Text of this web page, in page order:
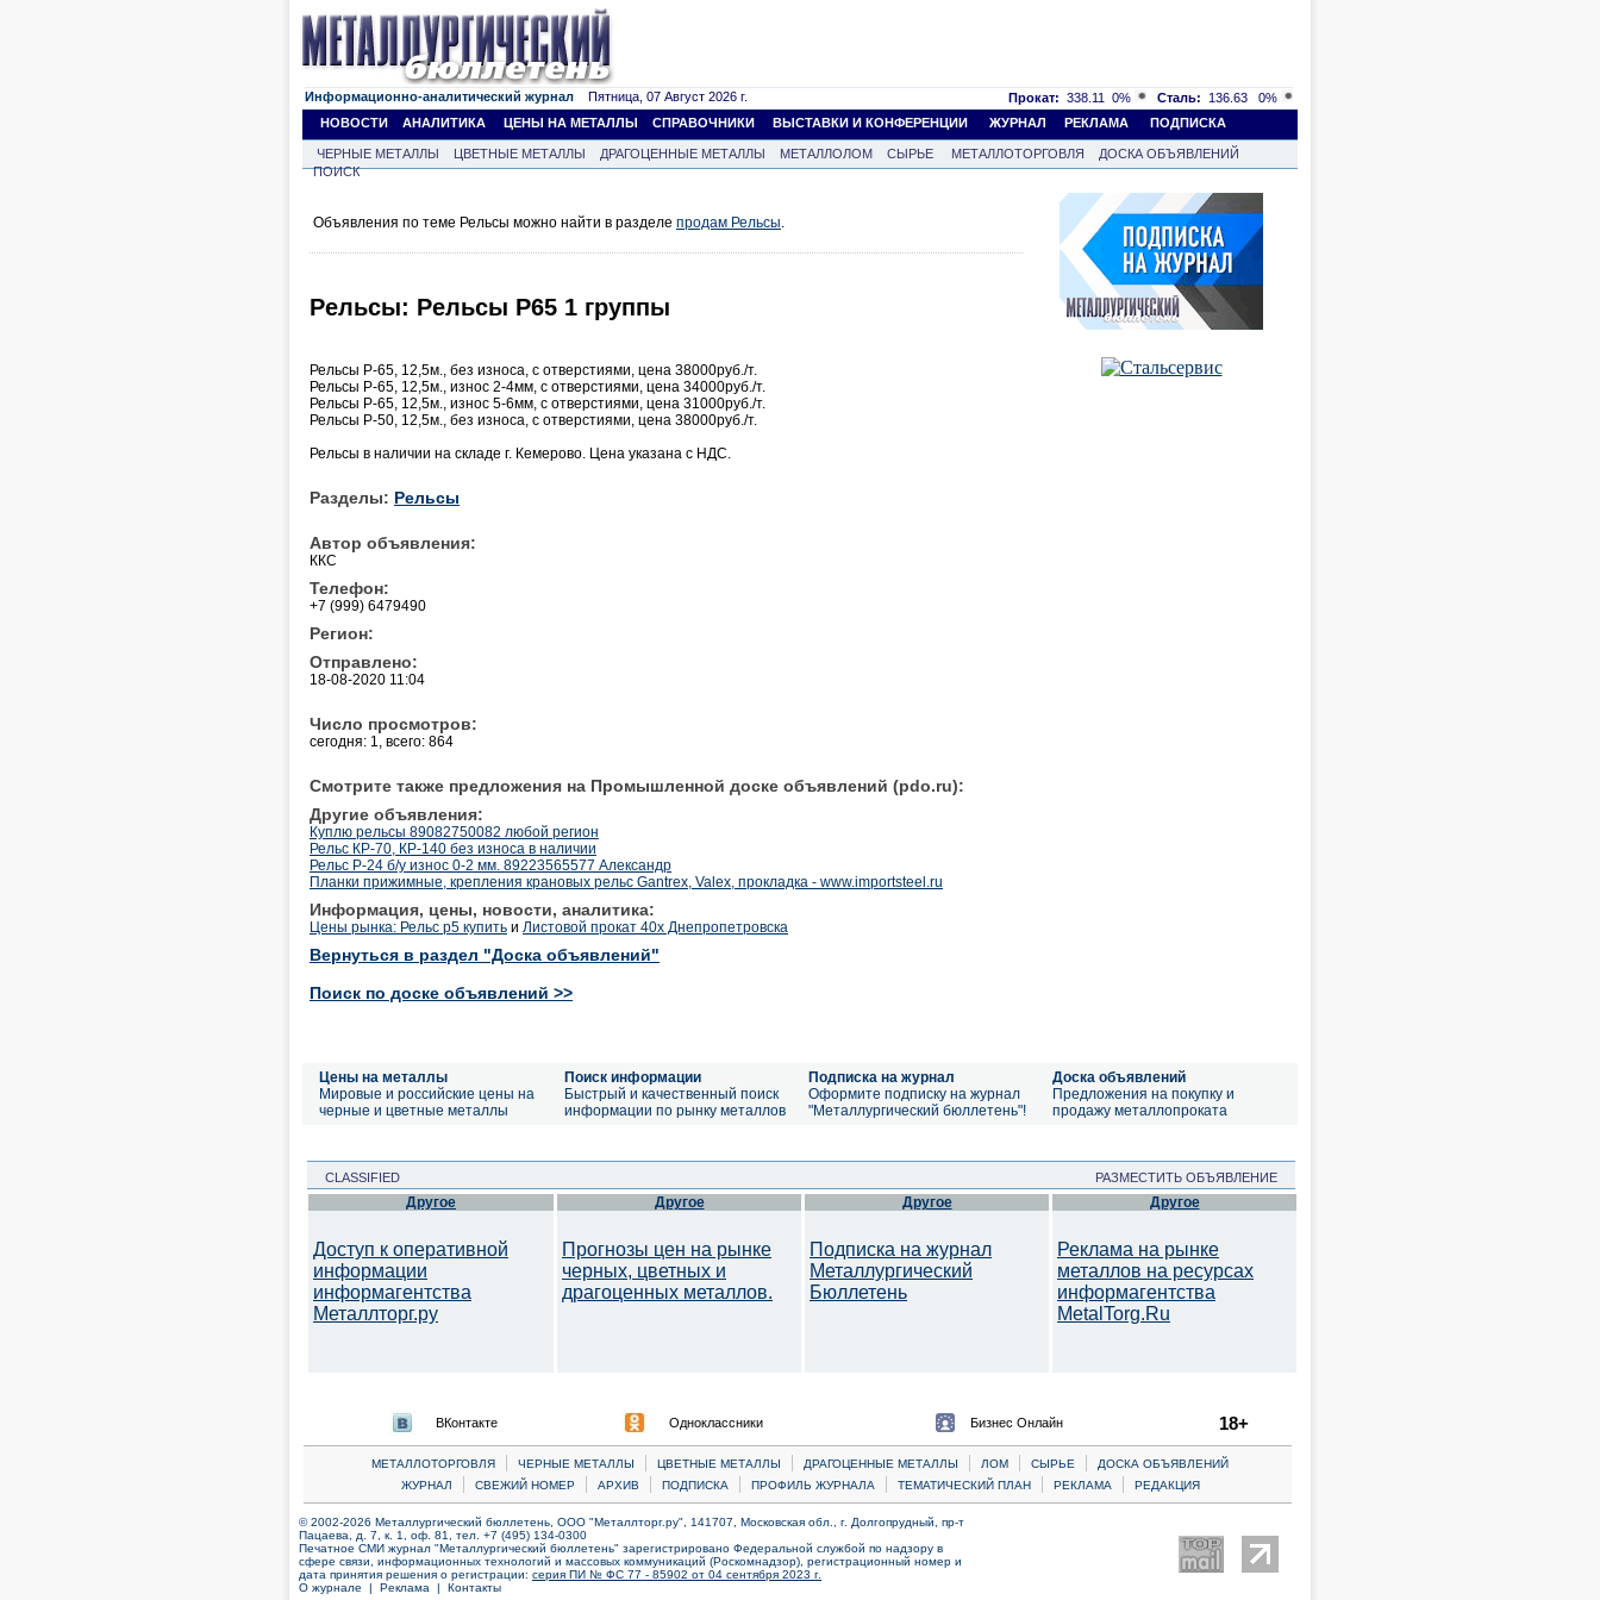
Информационно-аналитический журнал Пятница, 07 Август 2026 г. Прокат: 338.11 0% Сталь: 136.63
0%
НОВОСТИ
АНАЛИТИКА ЦЕНЫ НА МЕТАЛЛЫ СПРАВОЧНИКИ ВЫСТАВКИ И КОНФЕРЕНЦИИ ЖУРНАЛ РЕКЛАМА ПОДПИСКА
ЧЕРНЫЕ МЕТАЛЛЫ ЦВЕТНЫЕ МЕТАЛЛЫ ДРАГОЦЕННЫЕ МЕТАЛЛЫ МЕТАЛЛОЛОМ СЫРЬЕ МЕТАЛЛОТОРГОВЛЯ
ДОСКА ОБЪЯВЛЕНИЙ
ПОИСК
Объявления по теме Рельсы можно найти в разделе продам Рельсы.
Рельсы: Рельсы Р65 1 группы
Рельсы Р-65, 12,5м., без износа, с отверстиями, цена 38000руб./т.
Рельсы Р-65, 12,5м., износ 2-4мм, с отверстиями, цена 34000руб./т.
Рельсы Р-65, 12,5м., износ 5-6мм, с отверстиями, цена 31000руб./т.
Рельсы Р-50, 12,5м., без износа, с отверстиями, цена 38000руб./т.
Рельсы в наличии на складе г. Кемерово. Цена указана с НДС.
Разделы: Рельсы
Автор объявления:
ККС
Телефон:
+7 (999) 6479490
Регион:
Отправлено:
18-08-2020 11:04
Число просмотров:
сегодня: 1, всего: 864
Смотрите также предложения на Промышленной доске объявлений (pdo.ru):
Другие объявления:
Куплю рельсы 89082750082 любой регион
Рельс КР-70, КР-140 без износа в наличии
Рельс Р-24 б/у износ 0-2 мм. 89223565577 Александр
Планки прижимные, крепления крановых рельс Gantrex, Valex, прокладка - www.importsteel.ru
Информация, цены, новости, аналитика:
Цены рынка: Рельс р5 купить и Листовой прокат 40х Днепропетровска
Вернуться в раздел "Доска объявлений"
Поиск по доске объявлений >>
Цены на металлы
Мировые и российские цены на
черные и цветные металлы
Поиск информации
Быстрый и качественный поиск
информации по рынку металлов
Подписка на журнал
Оформите подписку на журнал
"Металлургический бюллетень"!
Доска объявлений
Предложения на покупку и
продажу металлопроката
CLASSIFIED РАЗМЕСТИТЬ ОБЪЯВЛЕНИЕ
Другое
Доступ к оперативной
информации
информагентства
Металлторг.ру
Другое
Прогнозы цен на рынке
черных, цветных и
драгоценных металлов.
Другое
Подписка на журнал
Металлургический
Бюллетень
Другое
Реклама на рынке
металлов на ресурсах
информагентства
MetalTorg.Ru
ВКонтакте Одноклассники Бизнес Онлайн 18+
МЕТАЛЛОТОРГОВЛЯ | ЧЕРНЫЕ МЕТАЛЛЫ | ЦВЕТНЫЕ МЕТАЛЛЫ | ДРАГОЦЕННЫЕ МЕТАЛЛЫ | ЛОМ | CЫРЬЕ |
ДОСКА ОБЪЯВЛЕНИЙ
ЖУРНАЛ
| СВЕЖИЙ НОМЕР | АРХИВ | ПОДПИСКА | ПРОФИЛЬ ЖУРНАЛА | ТЕМАТИЧЕСКИЙ ПЛАН | РЕКЛАМА | РЕДАКЦИЯ
© 2002-2026 Металлургический бюллетень, ООО "Металлторг.ру", 141707, Московская обл., г. Долгопрудный, пр-т
Пацаева, д. 7, к. 1, оф. 81, тел. +7 (495) 134-0300
Печатное СМИ журнал "Металлургический бюллетень" зарегистрировано Федеральной службой по надзору в
сфере связи, информационных технологий и массовых коммуникаций (Роскомнадзор), регистрационный номер и
дата принятия решения о регистрации: серия ПИ № ФС 77 - 85902 от 04 сентября 2023 г.
О журнале | Реклама | Контакты